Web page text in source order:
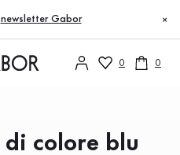
newsletter Gabor ×
0 0
di colore blu